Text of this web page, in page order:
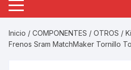
Inicio /COMPONENTES /OTROS /
Frenos Sram MatchMaker Tornillo